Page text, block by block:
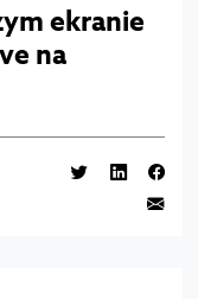
ekranie
na